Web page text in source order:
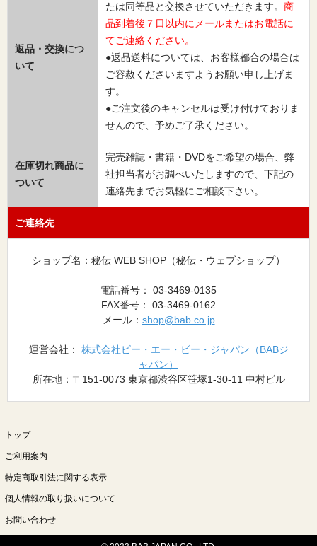
返品・交換につ
いて
たは同等品と交換させていただきます。 商
品到着後７日以内にメールまたはお電話に
てご連絡ください。
●返品送料については、お客様都合の場合は
ご容赦くださいますようお願い申し上げま
す。
●ご注文後のキャンセルは受け付けておりま
せんので、予めご了承ください。
在庫切れ商品に
ついて
完売雑誌・書籍・DVDをご希望の場合、弊
社担当者がお調べいたしますので、下記の
連絡先までお気軽にご相談下さい。
ご連絡先
ショップ名：秘伝 WEB SHOP（秘伝・ウェブショップ）
電話番号： 03-3469-0135
FAX番号： 03-3469-0162
メール： shop@bab.co.jp
運営会社： 株式会社ビー・エー・ビー・ジャパン（BABジ
ャパン）
所在地：〒151-0073 東京都渋谷区笹塚1-30-11 中村ビル
トップ
ご利用案内
特定商取引法に関する表示
個人情報の取り扱いについて
お問い合わせ